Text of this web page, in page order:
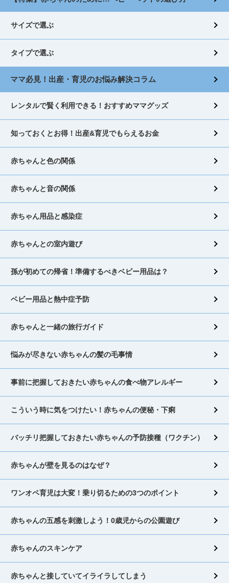
サイズで選ぶ
タイプで選ぶ
ママ必見！出産・育児のお悩み解決コラム
レンタルで賢く利用できる！おすすめママグッズ
知っておくとお得！出産&育児でもらえるお金
赤ちゃんと色の関係
赤ちゃんと音の関係
赤ちゃん用品と感染症
赤ちゃんとの室内遊び
孫が初めての帰省！準備するべきベビー用品は？
ベビー用品と熱中症予防
赤ちゃんと一緒の旅行ガイド
悩みが尽きない赤ちゃんの髪の毛事情
事前に把握しておきたい赤ちゃんの食べ物アレルギー
こういう時に気をつけたい！赤ちゃんの便秘・下痢
バッチリ把握しておきたい赤ちゃんの予防接種（ワクチン）
赤ちゃんが壁を見るのはなぜ？
ワンオペ育児は大変！乗り切るための3つのポイント
赤ちゃんの五感を刺激しよう！0歳児からの公園遊び
赤ちゃんのスキンケア
赤ちゃんと接していてイライラしてしまう